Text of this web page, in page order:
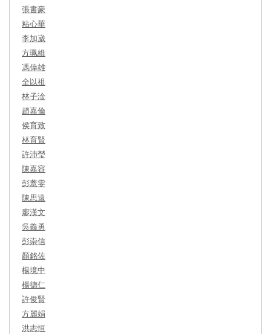
張書豪
粘心華
李加崴
方珮維
馮偉雄
全以祖
林子淦
趙嘉倫
侯育致
林育賢
許沛瑩
陳嘉容
彭薏雯
陳思遠
廖漢文
吳義勇
彭崇信
顏銘佐
楊境中
楊德仁
許俊賢
方麗娟
洪志恒